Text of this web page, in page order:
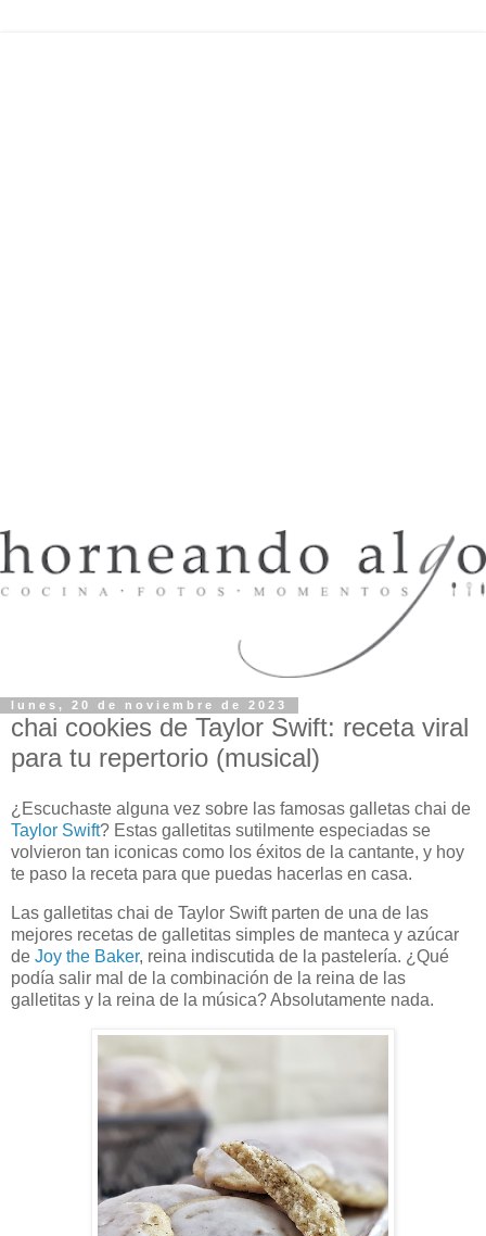
lunes, 20 de noviembre de 2023
chai cookies de Taylor Swift: receta viral
para tu repertorio (musical)
¿Escuchaste alguna vez sobre las famosas galletas chai de
Taylor Swift? Estas galletitas sutilmente especiadas se
volvieron tan iconicas como los éxitos de la cantante, y hoy
te paso la receta para que puedas hacerlas en casa.
Las galletitas chai de Taylor Swift parten de una de las
mejores recetas de galletitas simples de manteca y azúcar
de Joy the Baker, reina indiscutida de la pastelería. ¿Qué
podía salir mal de la combinación de la reina de las
galletitas y la reina de la música? Absolutamente nada.